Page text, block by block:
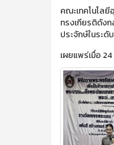
คณะเทคโนโล
ทรงเกียรติดัง
ประจักษ์ในระดั
เผยแพร่เมื่อ